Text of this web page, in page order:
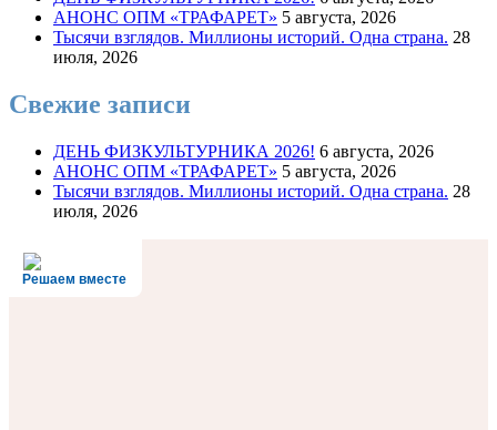
АНОНС ОПМ «ТРАФАРЕТ» 5 августа, 2026
Тысячи взглядов. Миллионы историй. Одна страна. 28
июля, 2026
Свежие записи
ДЕНЬ ФИЗКУЛЬТУРНИКА 2026! 6 августа, 2026
АНОНС ОПМ «ТРАФАРЕТ» 5 августа, 2026
Тысячи взглядов. Миллионы историй. Одна страна. 28
июля, 2026
Решаем вместе